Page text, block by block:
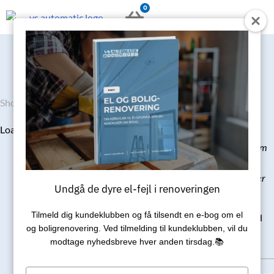
til
indholdet
0
KURV
Shop /Ladestander standardinstallationspris 1 x 22kW (32A)
Loading... 5.795 kr.
NB: Ved montering over 25km
(t/r) forekommer der
kørselsgebyr. Læs mere under
fanenGebyr for kørsel
(Kørsel bliver beregnet ved
check out)
Undgå de dyre el-fejl i renoveringen
Tilmeld dig kundeklubben og få tilsendt en e‑bog om el
og boligrenovering. Ved tilmelding til kundeklubben, vil du
modtage nyhedsbreve hver anden tirsdag.📚